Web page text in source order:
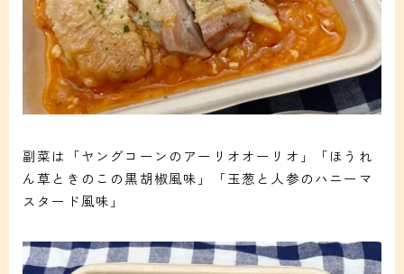
副菜は「ヤングコーンのアーリオオーリオ」「ほうれ
ん草ときのこの黒胡椒風味」「玉葱と人参のハニーマ
スタード風味」